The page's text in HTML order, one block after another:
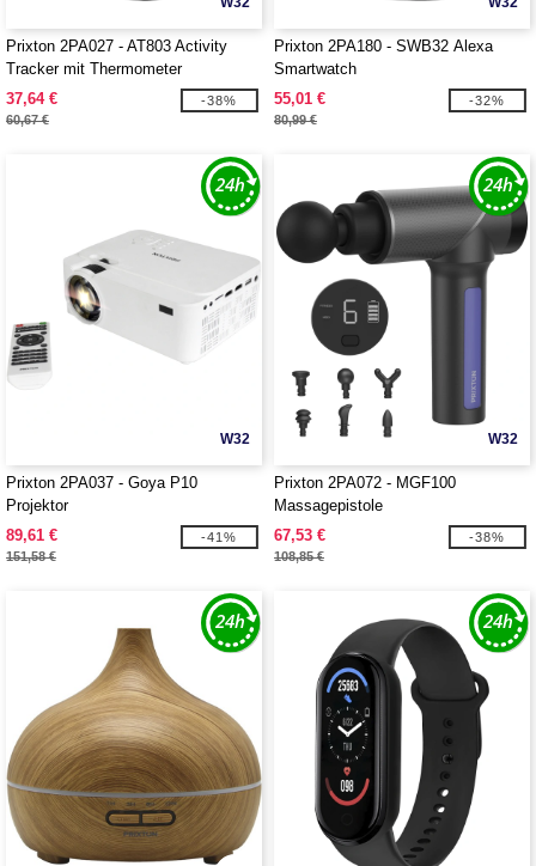
Prixton 2PA027 - AT803 Activity
Tracker mit Thermometer
37,64 €
60,67 €
-38%
Prixton 2PA180 - SWB32 Alexa
Smartwatch
55,01 €
80,99 €
-32%
W32
Prixton 2PA037 - Goya P10
Projektor
89,61 €
151,58 €
-41%
W32
Prixton 2PA072 - MGF100
Massagepistole
67,53 €
108,85 €
-38%